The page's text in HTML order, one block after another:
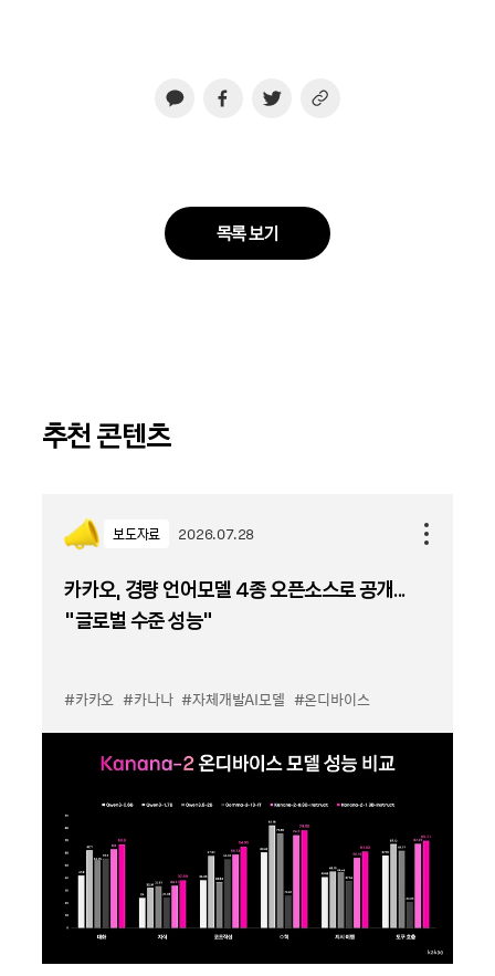
목록 보기
추천 콘텐츠
보도자료 2026.07.28
카카오, 경량 언어모델 4종 오픈소스로 공개...
“글로벌 수준 성능”
#카카오 #카나나 #자체개발AI모델 #온디바이스